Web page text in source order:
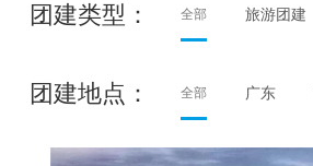
团建类型： 全部 旅游团建
团建地点： 全部 广东